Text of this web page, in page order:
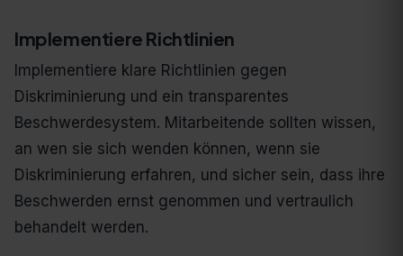
Implementiere Richtlinien
Implementiere klare Richtlinien gegen
Diskriminierung und ein transparentes
Beschwerdesystem. Mitarbeitende sollten wissen,
an wen sie sich wenden können, wenn sie
Diskriminierung erfahren, und sicher sein, dass ihre
Beschwerden ernst genommen und vertraulich
behandelt werden.